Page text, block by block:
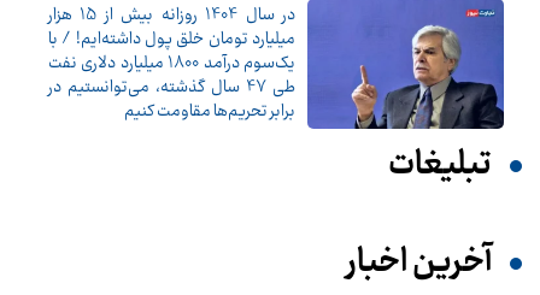
در سال 1404 روزانه بیش از 15 هزار
میلیارد تومان خلق پول داشته‌ایم! / با
یک‌سوم درآمد 1800 میلیارد دلاری نفت
طی 47 سال گذشته، می‌توانستیم در
برابر تحریم‌ها مقاومت کنیم
تبلیغات
آخرین اخبار